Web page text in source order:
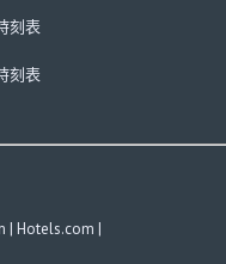
刻表
刻表
| Hotels.com |